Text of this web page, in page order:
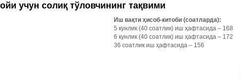
учун солиқ тўловчининг тақвими
Иш вақти ҳисоб-китоби (соатларда):
5 кунлик (40 соатлик) иш ҳафтасида – 168
6 кунлик (40 соатлик) иш ҳафтасида – 172
36 соатлик иш ҳафтасида – 156